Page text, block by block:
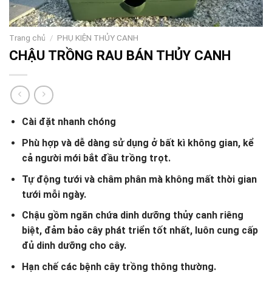
Trang chủ / PHỤ KIỆN THỦY CANH
CHẬU TRỒNG RAU BÁN THỦY CANH
Cài đặt nhanh chóng
Phù hợp và dễ dàng sử dụng ở bất kì không gian, kể
cả người mới bắt đầu trồng trọt.
Tự động tưới và châm phân mà không mất thời gian
tưới mỗi ngày.
Chậu gồm ngăn chứa dinh dưỡng thủy canh riêng
biệt, đảm bảo cây phát triển tốt nhất, luôn cung cấp
đủ dinh dưỡng cho cây.
Hạn chế các bệnh cây trồng thông thường.